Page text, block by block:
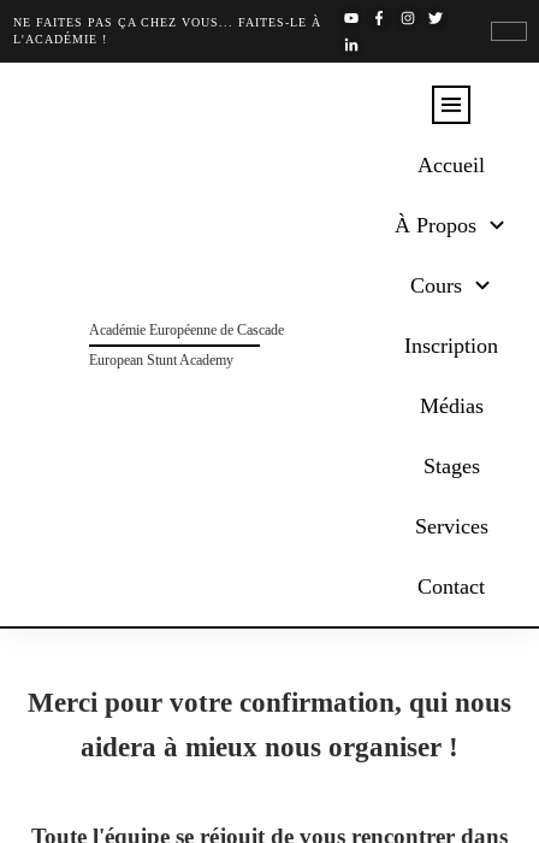
NE FAITES PAS ÇA CHEZ VOUS... FAITES-LE À
L'ACADÉMIE !
Académie Européenne de Cascade
European Stunt Academy
Accueil
À Propos
Cours
Inscription
Médias
Stages
Services
Contact
Merci pour votre confirmation, qui nous
aidera à mieux nous organiser !
Toute l'équipe se réjouit de vous rencontrer dans